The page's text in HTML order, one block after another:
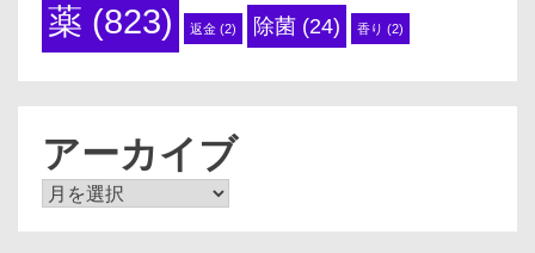
薬 (823) 返金 (2) 除菌 (24) 香り (2)
アーカイブ
ア